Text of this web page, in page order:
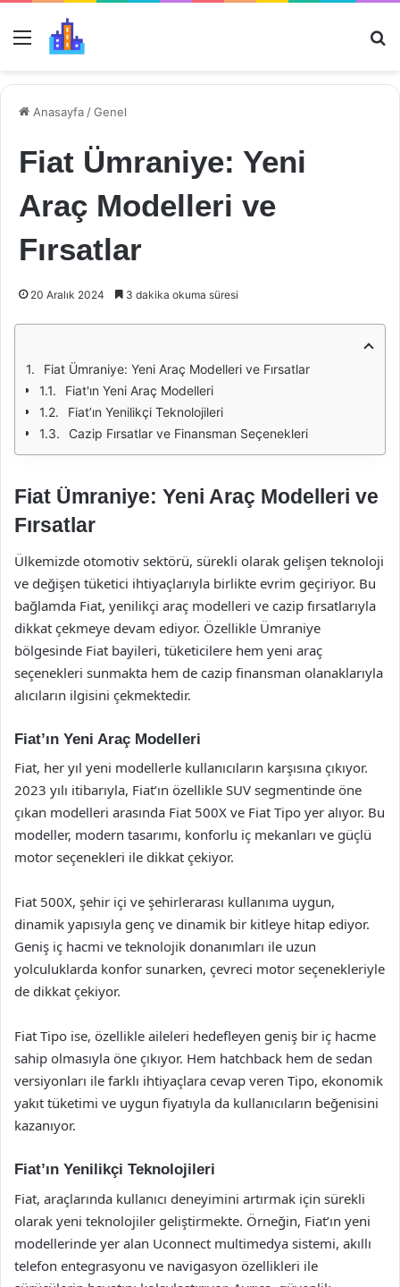
Menü
Anasayfa /Genel
Fiat Ümraniye: Yeni
Araç Modelleri ve
Fırsatlar
20 Aralık 2024 3 dakika okuma süresi
Fiat Ümraniye: Yeni Araç Modelleri ve Fırsatlar
Fiat'ın Yeni Araç Modelleri
Fiat’ın Yenilikçi Teknolojileri
Cazip Fırsatlar ve Finansman Seçenekleri
Fiat Ümraniye: Yeni Araç Modelleri ve
Fırsatlar
Ülkemizde otomotiv sektörü, sürekli olarak gelişen teknoloji
ve değişen tüketici ihtiyaçlarıyla birlikte evrim geçiriyor. Bu
bağlamda Fiat, yenilikçi araç modelleri ve cazip fırsatlarıyla
dikkat çekmeye devam ediyor. Özellikle Ümraniye
bölgesinde Fiat bayileri, tüketicilere hem yeni araç
seçenekleri sunmakta hem de cazip finansman olanaklarıyla
alıcıların ilgisini çekmektedir.
Fiat’ın Yeni Araç Modelleri
Fiat, her yıl yeni modellerle kullanıcıların karşısına çıkıyor.
2023 yılı itibarıyla, Fiat’ın özellikle SUV segmentinde öne
çıkan modelleri arasında Fiat 500X ve Fiat Tipo yer alıyor. Bu
modeller, modern tasarımı, konforlu iç mekanları ve güçlü
motor seçenekleri ile dikkat çekiyor.
Fiat 500X, şehir içi ve şehirlerarası kullanıma uygun,
dinamik yapısıyla genç ve dinamik bir kitleye hitap ediyor.
Geniş iç hacmi ve teknolojik donanımları ile uzun
yolculuklarda konfor sunarken, çevreci motor seçenekleriyle
de dikkat çekiyor.
Fiat Tipo ise, özellikle aileleri hedefleyen geniş bir iç hacme
sahip olmasıyla öne çıkıyor. Hem hatchback hem de sedan
versiyonları ile farklı ihtiyaçlara cevap veren Tipo, ekonomik
yakıt tüketimi ve uygun fiyatıyla da kullanıcıların beğenisini
kazanıyor.
Fiat’ın Yenilikçi Teknolojileri
Fiat, araçlarında kullanıcı deneyimini artırmak için sürekli
olarak yeni teknolojiler geliştirmekte. Örneğin, Fiat’ın yeni
modellerinde yer alan Uconnect multimedya sistemi, akıllı
telefon entegrasyonu ve navigasyon özellikleri ile